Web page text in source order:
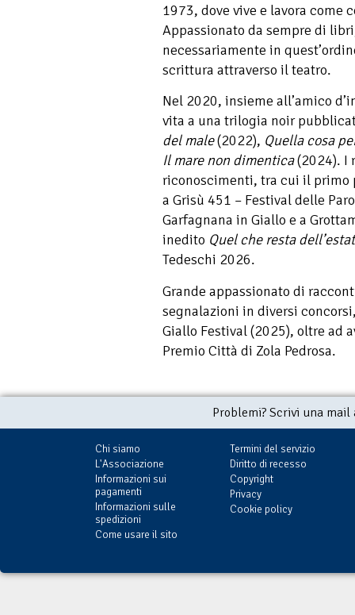
1973, dove vive e lavora come
Appassionato da sempre di
necessariamente in
scrittura attraverso il teatro.
Nel 2020, insieme all’amico
vita a una trilogia noir
del male(2022), Quella cosa
Il mare non dimentica(2024). I
riconoscimenti, tra cui il primo
a Grisù 451 – Festival delle
Garfagnana in Giallo e a
inedito Quel che resta
Tedeschi 2026.
Grande appassionato di
segnalazioni in diversi
Giallo Festival (2025), oltre ad
Premio Città di Zola Pedrosa.
Problemi? Scrivi una
Chi siamo
L'Associazione
Informazioni sui
pagamenti
Informazioni sulle
spedizioni
Come usare il sito
Termini del servizio
Diritto di recesso
Copyright
Privacy
Cookie policy